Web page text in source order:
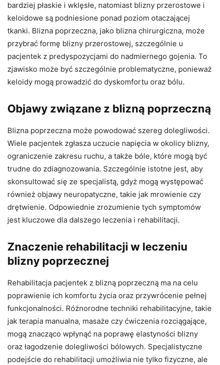
bardziej płaskie i wklęsłe, natomiast blizny przerostowe i
keloidowe są podniesione ponad poziom otaczającej
tkanki. Blizna poprzeczna, jako blizna chirurgiczna, może
przybrać formę blizny przerostowej, szczególnie u
pacjentek z predyspozycjami do nadmiernego gojenia. To
zjawisko może być szczególnie problematyczne, ponieważ
keloidy mogą prowadzić do dyskomfortu oraz bólu.
Objawy związane z blizną poprzeczną
Blizna poprzeczna może powodować szereg dolegliwości.
Wiele pacjentek zgłasza uczucie napięcia w okolicy blizny,
ograniczenie zakresu ruchu, a także bóle, które mogą być
trudne do zdiagnozowania. Szczególnie istotne jest, aby
skonsultować się ze specjalistą, gdyż mogą występować
również objawy neuropatyczne, takie jak mrowienie czy
drętwienie. Odpowiednie zrozumienie tych symptomów
jest kluczowe dla dalszego leczenia i rehabilitacji.
Znaczenie rehabilitacji w leczeniu
blizny poprzecznej
Rehabilitacja pacjentek z blizną poprzeczną ma na celu
poprawienie ich komfortu życia oraz przywrócenie pełnej
funkcjonalności. Różnorodne techniki rehabilitacyjne, takie
jak terapia manualna, masaże czy ćwiczenia rozciągające,
mogą znacząco wpłynąć na poprawę elastyności blizny
oraz łagodzenie dolegliwości bólowych. Specjalistyczne
podejście do rehabilitacji umożliwia nie tylko fizyczne, ale